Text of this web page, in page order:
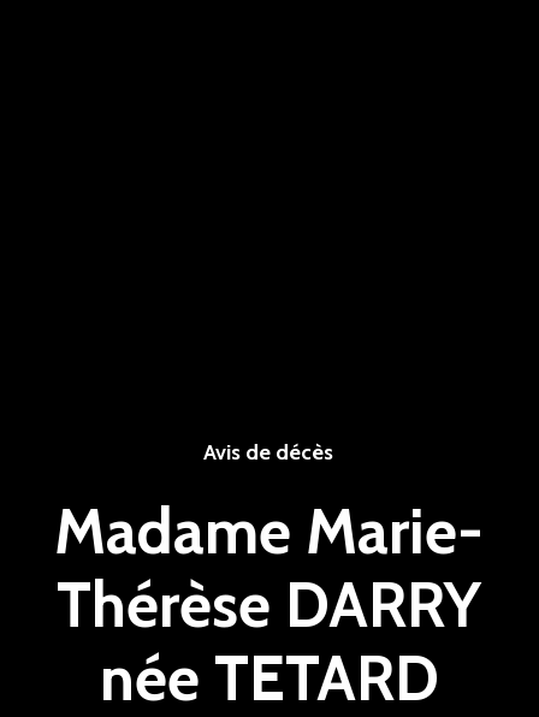
Avis de décès
Madame Marie-
Thérèse DARRY
née TETARD